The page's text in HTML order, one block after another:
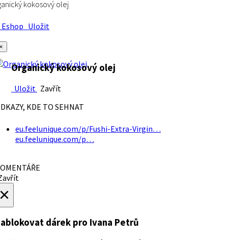
kokosový olej
Uložit
Organický kokosový olej
Uložit Zavřít
KDE TO SEHNAT
eu.feelunique.com/p/Fushi-Extra-Virgin…
eu.feelunique.com/p…
dárek pro Ivana Petrů